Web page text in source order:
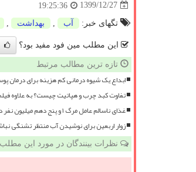
1399/12/27
19:25:36
تگهای خبر: آب بهداشت
این مطلب مین فود مفید بود؟
تازه ترین مطالب مرتبط
ابداع یک شیوه درمانی کم هزینه برای درمان
تفاوت کبد چرب و هپاتیت چیست؟ به علاوه
غذای ناسالم عامل مرگ ۱ و پنج دهم میلیون نفر در جهان
زوار اربعین برای نوشیدن آب منتظر تشنگی
نظرات بینندگان در مورد این مطلب